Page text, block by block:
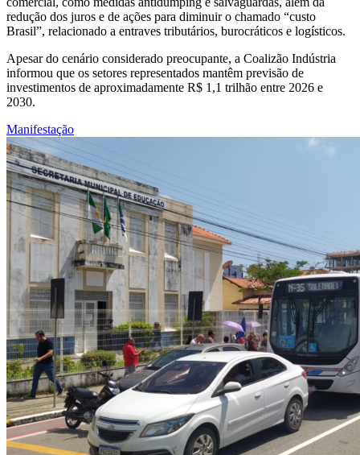
redução dos juros e de ações para diminuir o chamado “custo
Brasil”, relacionado a entraves tributários, burocráticos e logísticos.
Apesar do cenário considerado preocupante, a Coalizão Indústria
informou que os setores representados mantêm previsão de
investimentos de aproximadamente R$ 1,1 trilhão entre 2026 e
2030.
Manifestação